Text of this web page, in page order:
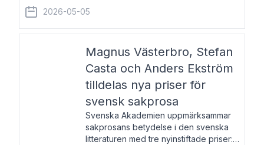
Stipendiebeloppet är 75 000 kronor per mottagare.
Anders Agebjörn, född 1984, är universitet
2026-05-05
Magnus Västerbro, Stefan
Casta och Anders Ekström
tilldelas nya priser för
svensk sakprosa
Svenska Akademien uppmärksammar
sakprosans betydelse i den svenska
litteraturen med tre nyinstiftade priser: